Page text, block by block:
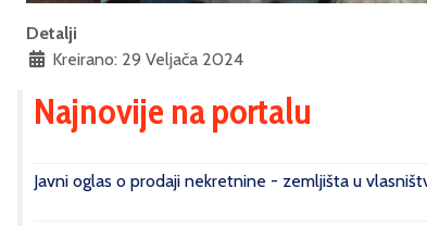
Detalji
Kreirano: 29 Veljača 2024
Najnovije na portalu
Javni oglas o prodaji nekretnine - zemljišta u